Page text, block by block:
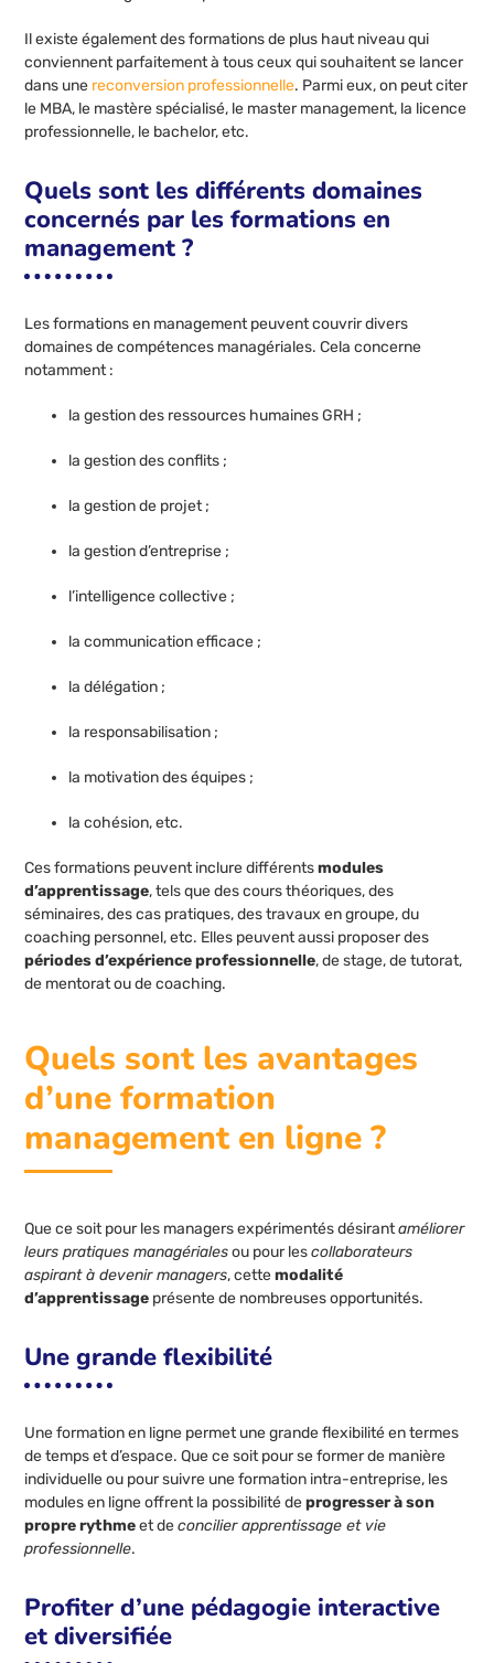
Il existe également des formations de plus haut niveau qui
conviennent parfaitement à tous ceux qui souhaitent se lancer
dans une reconversion professionnelle. Parmi eux, on peut citer
le MBA, le mastère spécialisé, le master management, la licence
professionnelle, le bachelor, etc.
Quels sont les différents domaines
concernés par les formations en
management ?
Les formations en management peuvent couvrir divers
domaines de compétences managériales. Cela concerne
notamment :
la gestion des ressources humaines GRH ;
la gestion des conflits ;
la gestion de projet ;
la gestion d’entreprise ;
l’intelligence collective ;
la communication efficace ;
la délégation ;
la responsabilisation ;
la motivation des équipes ;
la cohésion, etc.
Ces formations peuvent inclure différentsmodules
d’apprentissage, tels que des cours théoriques, des
séminaires, des cas pratiques, des travaux en groupe, du
coaching personnel, etc. Elles peuvent aussi proposer des
périodes d’expérience professionnelle, de stage, de tutorat,
de mentorat ou de coaching.
Quels sont les avantages
d’une formation
management en ligne ?
Que ce soit pour les managers expérimentés désirantaméliorer
leurs pratiques managérialesou pour lescollaborateurs
aspirant à devenir managers, cettemodalité
d’apprentissage présente de nombreuses opportunités.
Une grande flexibilité
Une formation en ligne permet une grande flexibilité en termes
de temps et d’espace. Que ce soit pour se former de manière
individuelle ou pour suivre une formation intra-entreprise, les
modules en ligne offrent la possibilité deprogresser à son
propre rythmeet deconcilier apprentissage et vie
professionnelle.
Profiter d’une pédagogie interactive
et diversifiée